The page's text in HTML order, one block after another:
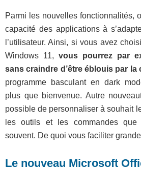
Parmi les nouvelles fonctionnalités,
capacité des applications à
l’utilisateur. Ainsi, si vous avez
Windows 11, vous pourrez par
sans craindre d’être éblouis par la
programme basculant en dark
plus que bienvenue. Autre
possible de personnaliser à souhait
les outils et les commandes
souvent. De quoi vous faciliter
Le nouveau Microsoft